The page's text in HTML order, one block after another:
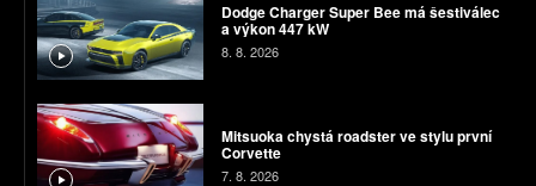
Dodge Charger Super Bee má šestiválec
a výkon 447 kW
8. 8. 2026
Mitsuoka chystá roadster ve stylu první
Corvette
7. 8. 2026